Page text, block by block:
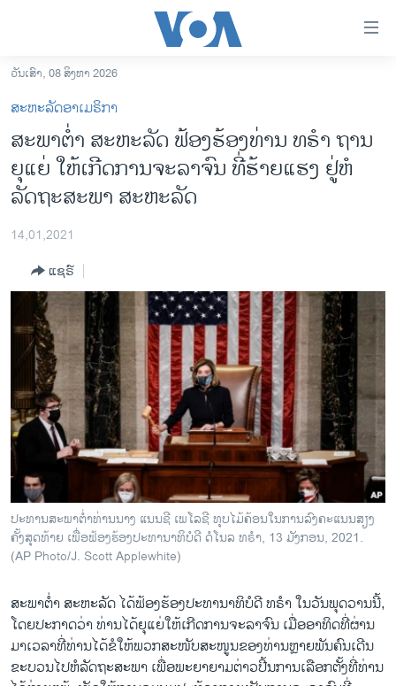
ເຂົ້າ
ຫາ
ຂ້າມ
ຂ້າມ
ໄປ
ຫາ
ຊອກ
ອາເມຣິກາ
ການເລືອກຕັ້ງ ປະທານາທີບໍດີ ສະຫະລັດ 2024
ອິດສະຫຼະພາບດ້ານການຂ່າວ
ຊີວິດຊາວລາວ
ຊຸມຊົນຊາວລາວ
ວິທະຍາສາດ-ເທັກໂນໂລຈີ
ທຸລະກິດ
ພາສາອັງກິດ
ວີດີໂອ
ສຽງ
ລາຍງານ
ພາສາຕ່າງໆ
ວັນເສົາ, 08 ສິງຫາ 2026
ສະຫະລັດອາເມຣິກາ
ສະພາຕໍ່າ ສະຫະລັດ ຟ້ອງຮ້ອງທ່ານ ທຣຳ ຖານ
ຍຸແຍ່ ໃຫ້ເກີດການຈະລາຈົນ ທີ່ຮ້າຍແຮງ ຢູ່ຫໍ
ລັດຖະສະພາ ສະຫະລັດ
14,01,2021
ແຊຣ໌
ປະທານສະພາຕໍ່າທ່ານນາງ ແນນຊີ ເພໂລຊີ ທຸບໄມ້ຄ້ອນໃນການລົງຄະແນນສຽງ
ຄັ້ງສຸດທ້າຍ ເພື່ອຟ້ອງຮ້ອງປະທານາທິບໍດີ ດໍໂນລ ທຣຳ, 13 ມັງກອນ, 2021.
(AP Photo/J. Scott Applewhite)
ສະພາຕໍ່າ ສະຫະລັດ ໄດ້ຟ້ອງຮ້ອງປະທານາທິບໍດີ ທຣຳ ໃນວັນພຸດວານນີ້,
ໂດຍປະກາດວ່າ ທ່ານໄດ້ຍຸແຍ່ໃຫ້ເກີດການຈະລາຈົນ ເມື່ອອາທິດທີ່ຜ່ານ
ມາເວລາທີ່ທ່ານໄດ້ຂໍໃຫ້ພວກສະໜັບສະໜູນຂອງທ່ານຫຼາຍພັນຄົນເດີນ
ຂະບວນໄປຫໍລັດຖະສະພາ ເພື່ອພະຍາຍາມຕ່າວປີ້ນການເລືອກຕັ້ງທີ່ທ່ານ